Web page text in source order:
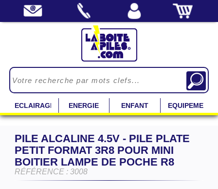
ECLAIRAGE ENERGIE ENFANT EQUIPEMENT
PILE ALCALINE 4.5V - PILE PLATE
PETIT FORMAT 3R8 POUR MINI
BOITIER LAMPE DE POCHE R8
RÉFÉRENCE : 3008